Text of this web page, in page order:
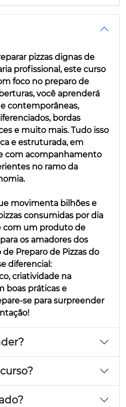
pizzas dignas de
profissional, este curso
foco no preparo de
você aprenderá
contemporâneas,
bordas
e muito mais. Tudo isso
e estruturada, em
com acompanhamento
no ramo da
movimenta bilhões e
consumidas por dia
com um produto de
os amadores dos
Preparo de Pizzas do
diferencial:
criatividade na
boas práticas e
se para surpreender